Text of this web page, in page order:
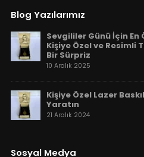
Blog Yazılarımız
Sevgililer Günü İçin En
Kişiye Özel ve Resimli
Bir Sürpriz
10 Aralık 2025
Kişiye Özel Lazer
Yaratın
21 Aralık 2024
Sosyal Medya